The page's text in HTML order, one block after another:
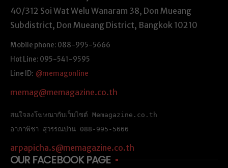
40/312 Soi Wat Welu Wanaram 38, Don Mueang
Subdistrict, Don Mueang District, Bangkok 10210
Mobile phone: 088-995-5666
Hot Line: 095-541-9595
Line ID: @memagonline
memag@memagazine.co.th
สนใจลงโฆษณากับเว็บไซต์ Memagazine.co.th
อาภาพิชา สุวรรณปาน 088-995-5666
arpapicha.s@memagazine.co.th
OUR FACEBOOK PAGE